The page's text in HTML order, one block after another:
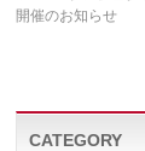
開催のお知らせ
CATEGORY